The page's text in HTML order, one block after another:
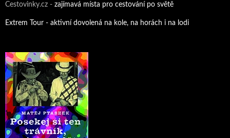
Cestovinky.cz - zajímavá místa pro cestování po světě
Extrem Tour - aktivní dovolená na kole, na horách i na lodi